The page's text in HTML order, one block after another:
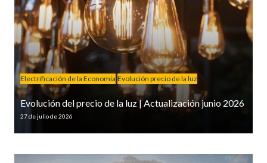
Electrificación de la Economía Evolución precio de la luz
Evolución del precio de la luz | Actualización junio 2026
27 de julio de 2026